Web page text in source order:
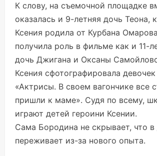
К слову, на съемочной площадке
оказалась и 9-летняя дочь Теона,
Ксения родила от Курбана
получила роль в фильме как и 11-
дочь Джигана и Оксаны
Ксения сфотографировала
«Актрисы. В своем вагончике все
пришли к маме». Судя по всему,
играют детей героини Ксении.
Сама Бородина не скрывает, что
переживает из-за нового опыта.